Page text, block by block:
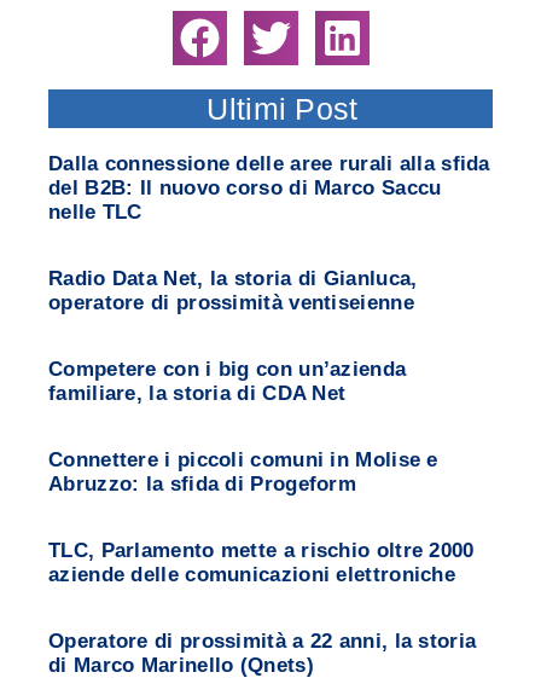
Ultimi Post
Dalla connessione delle aree rurali alla sfida
del B2B: Il nuovo corso di Marco Saccu
nelle TLC
Radio Data Net, la storia di Gianluca,
operatore di prossimità ventiseienne
Competere con i big con un’azienda
familiare, la storia di CDA Net
Connettere i piccoli comuni in Molise e
Abruzzo: la sfida di Progeform
TLC, Parlamento mette a rischio oltre 2000
aziende delle comunicazioni elettroniche
Operatore di prossimità a 22 anni, la storia
di Marco Marinello (Qnets)